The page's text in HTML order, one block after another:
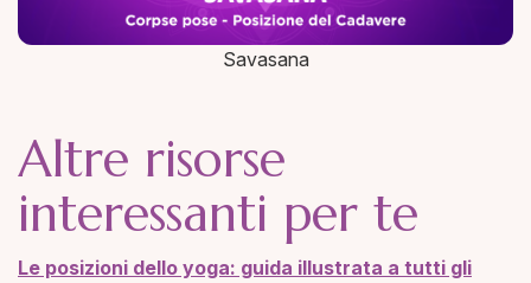
Savasana
Altre risorse
interessanti per te
Le posizioni dello yoga: guida illustrata a tutti gli